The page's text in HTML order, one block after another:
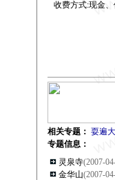
收费方式:现金、
相关专题： 耍遍
专题信息：
灵泉寺(2007-
金华山(2007-